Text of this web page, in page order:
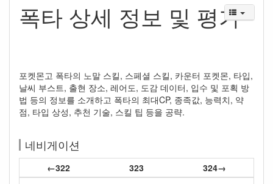
폭타 상세 정보 및 평가
포켓몬고 폭타의 노말 스킬, 스페셜 스킬, 카운터 포켓몬, 타입,
날씨 부스트, 출현 장소, 레어도, 도감 데이터, 입수 및 포획 방
법 등의 정보를 소개하고 폭타의 최대CP, 종족값, 능력치, 약
점, 타입 상성, 추천 기술, 스킬 팁 등을 공략.
네비게이션
←322 323 324→